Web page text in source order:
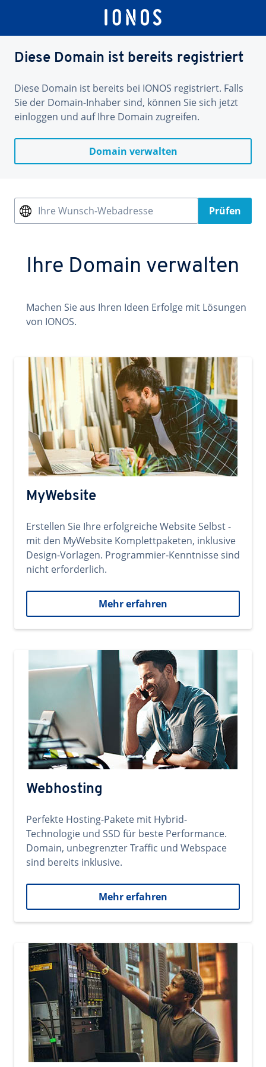
Diese Domain ist bereits registriert
Diese Domain ist bereits bei IONOS registriert. Falls
Sie der Domain-Inhaber sind, können Sie sich jetzt
einloggen und auf Ihre Domain zugreifen.
Domain verwalten
Ihre Wunsch-Webadresse Prüfen
Ihre Domain verwalten
Machen Sie aus Ihren Ideen Erfolge mit Lösungen
von IONOS.
MyWebsite
Erstellen Sie Ihre erfolgreiche Website Selbst -
mit den MyWebsite Komplettpaketen, inklusive
Design-Vorlagen. Programmier-Kenntnisse sind
nicht erforderlich.
Mehr erfahren
Webhosting
Perfekte Hosting-Pakete mit Hybrid-
Technologie und SSD für beste Performance.
Domain, unbegrenzter Traffic und Webspace
sind bereits inklusive.
Mehr erfahren